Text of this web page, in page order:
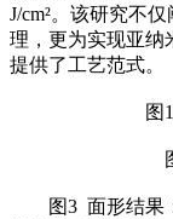
J/cm²。该研究不
理，更为实现亚纳
提供了工艺范式。
图
图3 面形结果：